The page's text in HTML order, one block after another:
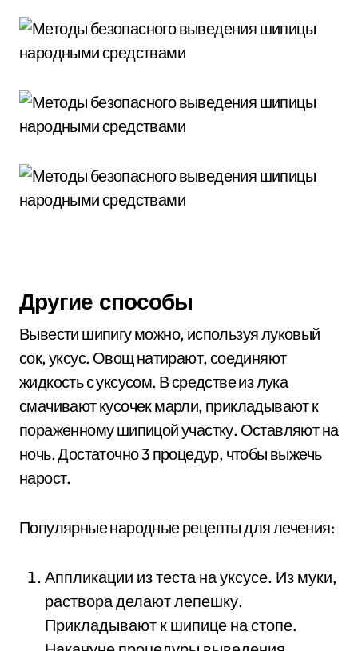
Другие способы
Вывести шипигу можно, используя луковый
сок, уксус. Овощ натирают, соединяют
жидкость с уксусом. В средстве из лука
смачивают кусочек марли, прикладывают к
пораженному шипицой участку. Оставляют на
ночь. Достаточно 3 процедур, чтобы выжечь
нарост.
Популярные народные рецепты для лечения:
Аппликации из теста на уксусе. Из муки,
раствора делают лепешку.
Прикладывают к шипице на стопе.